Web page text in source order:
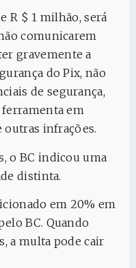
R $ 1 milhão, será
comunicarem
gravemente a
do Pix, não
de segurança,
ferramenta em
outras infrações.
o BC indicou uma
distinta.
em 20% em
BC. Quando
a multa pode cair